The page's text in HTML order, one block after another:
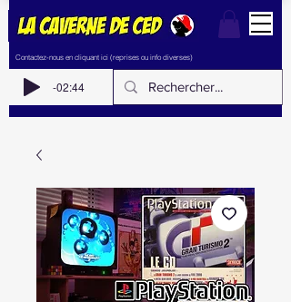
Contactez-nous en cliquant ici (reprises ou info diverses)
-02:44